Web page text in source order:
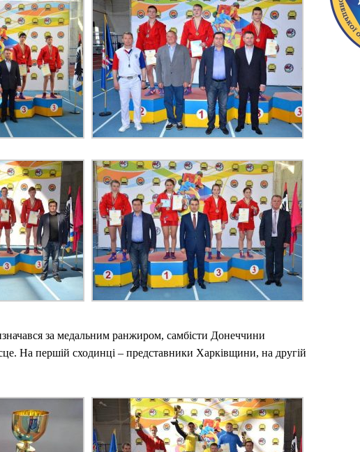
за медальним ранжиром, самбісти Донеччини
На першій сходинці – представники Харківщини, на другій